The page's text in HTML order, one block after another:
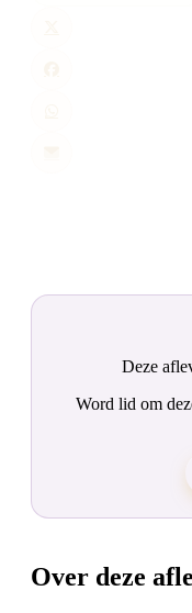
Deze
Word lid om
Over deze